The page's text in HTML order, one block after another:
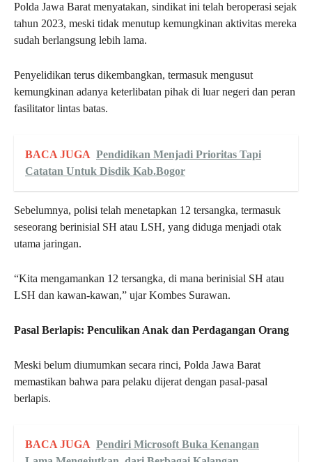
Polda Jawa Barat menyatakan, sindikat ini telah beroperasi sejak
tahun 2023, meski tidak menutup kemungkinan aktivitas mereka
sudah berlangsung lebih lama.
Penyelidikan terus dikembangkan, termasuk mengusut
kemungkinan adanya keterlibatan pihak di luar negeri dan peran
fasilitator lintas batas.
BACA JUGA Pendidikan Menjadi Prioritas Tapi
Catatan Untuk Disdik Kab.Bogor
Sebelumnya, polisi telah menetapkan 12 tersangka, termasuk
seseorang berinisial SH atau LSH, yang diduga menjadi otak
utama jaringan.
“Kita mengamankan 12 tersangka, di mana berinisial SH atau
LSH dan kawan-kawan,” ujar Kombes Surawan.
Pasal Berlapis: Penculikan Anak dan Perdagangan Orang
Meski belum diumumkan secara rinci, Polda Jawa Barat
memastikan bahwa para pelaku dijerat dengan pasal-pasal
berlapis.
BACA JUGA Pendiri Microsoft Buka Kenangan